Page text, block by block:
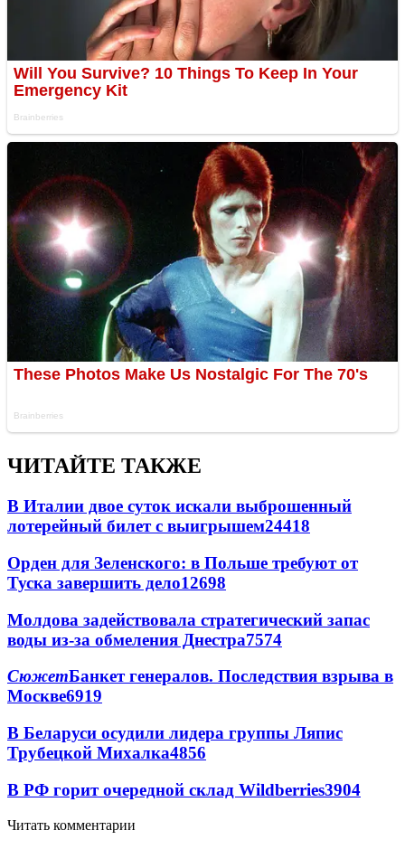
ЧИТАЙТЕ ТАКЖЕ
В Италии двое суток искали выброшенный
лотерейный билет с выигрышем24418
Орден для Зеленского: в Польше требуют от
Туска завершить дело12698
Молдова задействовала стратегический запас
воды из-за обмеления Днестра7574
СюжетБанкет генералов. Последствия взрыва в
Москве6919
В Беларуси осудили лидера группы Ляпис
Трубецкой Михалка4856
В РФ горит очередной склад Wildberries3904
Читать комментарии